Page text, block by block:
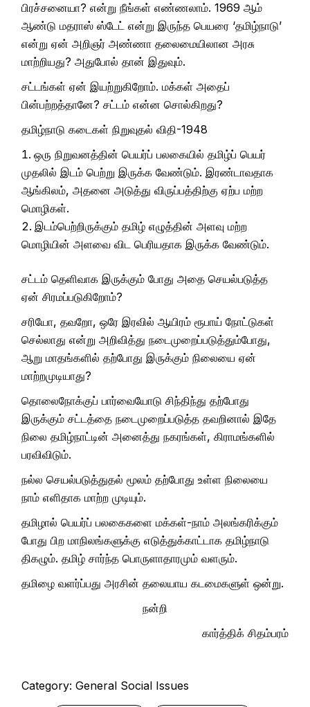
பிரச்சனையா? என்று நீங்கள் எண்ணலாம். 1969 ஆம்
ஆண்டு மதராஸ் ஸ்டேட் என்று இருந்த பெயரை ‘தமிழ்நாடு’
என்று ஏன் அறிஞர் அண்ணா தலைமையிலான அரசு
மாற்றியது? அதுபோல் தான் இதுவும்.
சட்டங்கள் ஏன் இயற்றுகிறோம். மக்கள் அதைப்
பின்பற்றத்தானே? சட்டம் என்ன சொல்கிறது?
தமிழ்நாடு கடைகள் நிறுவுதல் விதி-1948
ஒரு நிறுவனத்தின் பெயர்ப் பலகையில் தமிழ்ப் பெயர்
முதலில் இடம் பெற்று இருக்க வேண்டும். இரண்டாவதாக
ஆங்கிலம், அதனை அடுத்து விருப்பத்திற்கு ஏற்ப மற்ற
மொழிகள்.
இடம்பெற்றிருக்கும் தமிழ் எழுத்தின் அளவு மற்ற
மொழியின் அளவை விட பெரியதாக இருக்க வேண்டும்.
சட்டம் தெளிவாக இருக்கும் போது அதை செயல்படுத்த
ஏன் சிரமப்படுகிறோம்?
சரியோ, தவறோ, ஒரே இரவில் ஆயிரம் ரூபாய் நோட்டுகள்
செல்லாது என்று அறிவித்து நடைமுறைப்படுத்தும்போது,
ஆறு மாதங்களில் தற்போது இருக்கும் நிலையை ஏன்
மாற்றமுடியாது?
தொலைநோக்குப் பார்வையோடு சிந்திந்து தற்போது
இருக்கும் சட்டத்தை நடைமுறைப்படுத்த தவறினால் இதே
நிலை தமிழ்நாட்டின் அனைத்து நகரங்கள், கிராமங்களில்
பரவிவிடும்.
நல்ல செயல்படுத்துதல் மூலம் தற்போது உள்ள நிலையை
நாம் எளிதாக மாற்ற முடியும்.
தமிழால் பெயர்ப் பலகைகளை மக்கள்-நாம் அலங்கரிக்கும்
போது பிற மாநிலங்களுக்கு எடுத்துக்காட்டாக தமிழ்நாடு
திகழும். தமிழ் சார்ந்த பொருளாதாரமும் வளரும்.
தமிழை வளர்ப்பது அரசின் தலையாய கடமைகளுள் ஒன்று.
நன்றி
கார்த்திக் சிதம்பரம்
Category:General Social Issues